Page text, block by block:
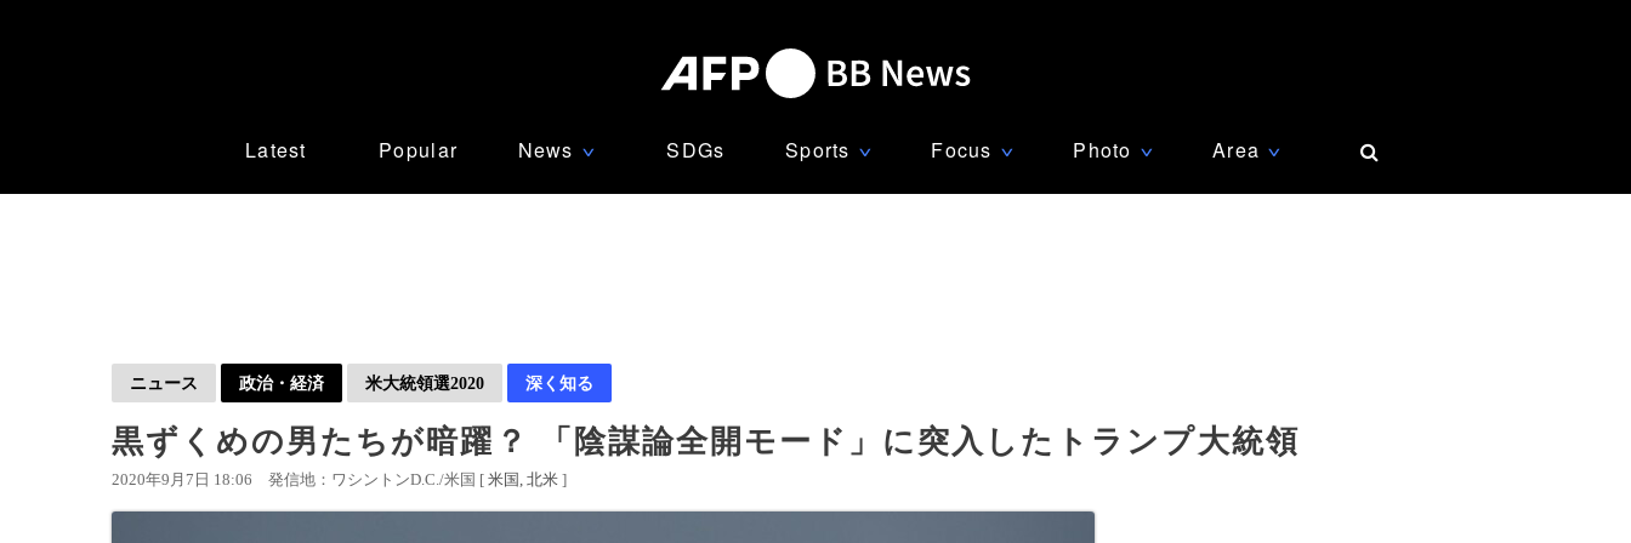
Latest Popular News ∨ SDGs Sports ∨ Focus ∨ Photo ∨ Area ∨
ニュース 政治・経済 米大統領選2020 深く知る
黒ずくめの男たちが暗躍？ 「陰謀論全開モード」に突入したトランプ大統領
2020年9月7日 18:06 発信地：ワシントンD.C./米国 [ 米国 北米 ]